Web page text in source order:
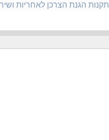
תקנות הגנת הצרכן לאחריות